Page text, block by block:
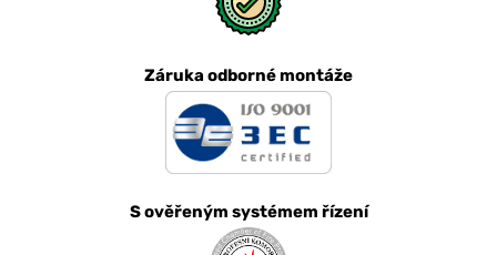
Záruka odborné montáže
S ověřeným systémem řízení